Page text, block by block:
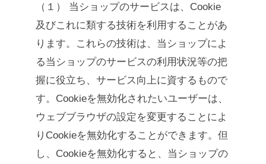
（１） 当ショップのサービスは、Cookie
及びこれに類する技術を利用することがあ
ります。これらの技術は、当ショップによ
る当ショップのサービスの利用状況等の把
握に役立ち、サービス向上に資するもので
す。Cookieを無効化されたいユーザーは、
ウェブブラウザの設定を変更することによ
りCookieを無効化することができます。但
し、Cookieを無効化すると、当ショップの